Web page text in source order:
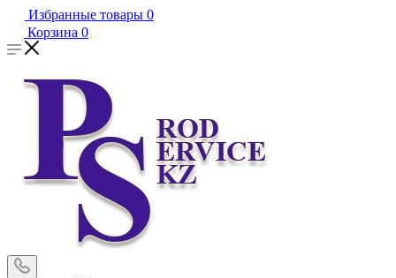
Избранные товары 0
Корзина 0